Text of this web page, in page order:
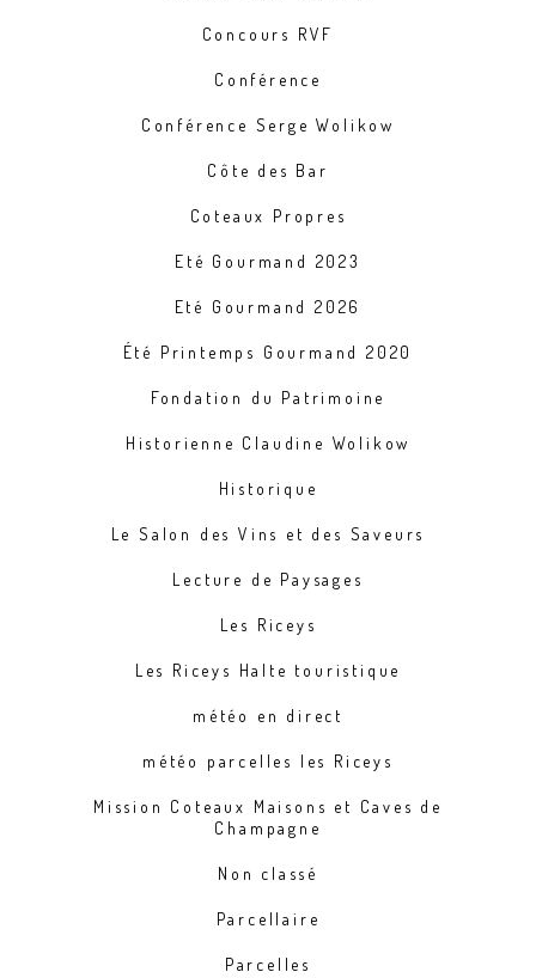
Concours RVF
Conférence
Conférence Serge Wolikow
Côte des Bar
Coteaux Propres
Eté Gourmand 2023
Eté Gourmand 2026
Été Printemps Gourmand 2020
Fondation du Patrimoine
Historienne Claudine Wolikow
Historique
Le Salon des Vins et des Saveurs
Lecture de Paysages
Les Riceys
Les Riceys Halte touristique
météo en direct
météo parcelles les Riceys
Mission Coteaux Maisons et Caves de
Champagne
Non classé
Parcellaire
Parcelles